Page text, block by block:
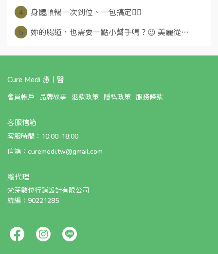
4 身體順暢一次到位、一包搞定👍🏻
5 妳的腸道，也需要一點小幫手嗎？😉 美麗從⋯
Cure Medi 癒丨醫
會員帳戶 品牌故事 退款政策 隱私政策 服務條款
客服信箱
客服時間：10:00-18:00
信箱：curemedi.tw@gmail.com
總代理
梵芽數位行銷設計有限公司
統編：90221285